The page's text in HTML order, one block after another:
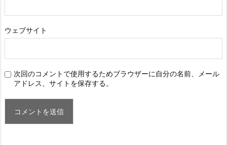
ウェブサイト
次回のコメントで使用するためブラウザーに自分の名前、メール
アドレス、サイトを保存する。